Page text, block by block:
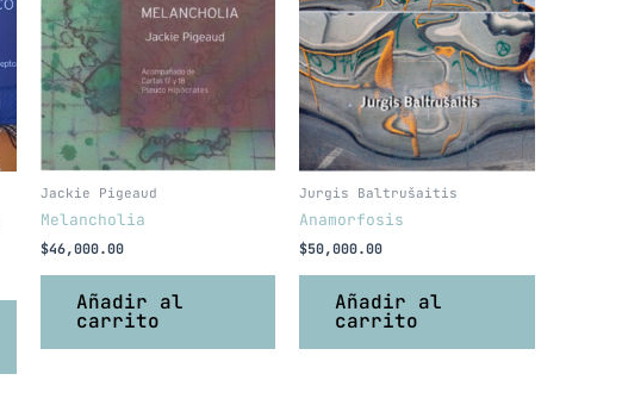
Jackie Pigeaud
Melancholia
$46,000.00
Añadir al
carrito
Jurgis Baltrušaitis
Anamorfosis
$50,000.00
Añadir al
carrito